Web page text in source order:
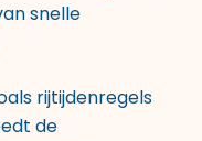
snelle
rijtijdenregels
de